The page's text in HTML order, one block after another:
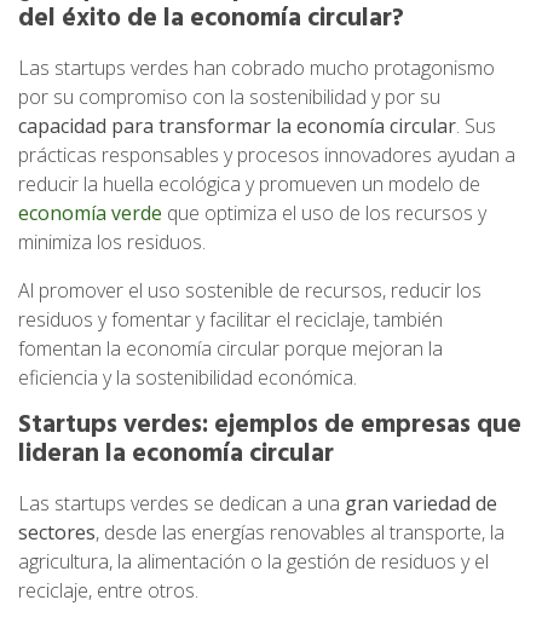
del éxito de la economía circular?
Las startups verdes han cobrado mucho protagonismo
por su compromiso con la sostenibilidad y por su
capacidad para transformar la economía circular. Sus
prácticas responsables y procesos innovadores ayudan a
reducir la huella ecológica y promueven un modelo de
economía verde que optimiza el uso de los recursos y
minimiza los residuos.
Al promover el uso sostenible de recursos, reducir los
residuos y fomentar y facilitar el reciclaje, también
fomentan la economía circular porque mejoran la
eficiencia y la sostenibilidad económica.
Startups verdes: ejemplos de empresas que
lideran la economía circular
Las startups verdes se dedican a una gran variedad de
sectores, desde las energías renovables al transporte, la
agricultura, la alimentación o la gestión de residuos y el
reciclaje, entre otros.